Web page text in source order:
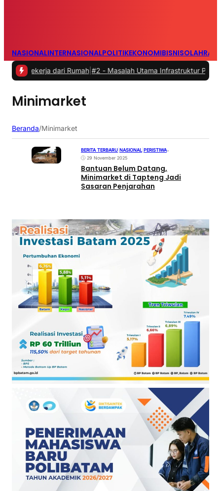
NASIONALINTERNASIONALPOLITIKEKONOMIBISNIS
dari Rumah| #2 -Masalah Utama Infrastruktur Pengisian
Minimarket
Beranda/Minimarket
BERITA TERBARU NASIONAL PERISTIWA•
29 November 2025
Bantuan Belum Datang,
Minimarket di Tapteng Jadi
Sasaran Penjarahan